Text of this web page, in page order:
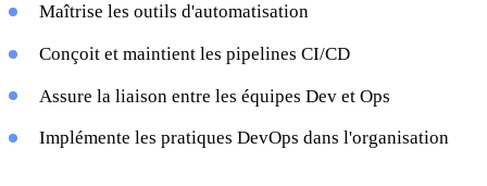
Maîtrise les outils d'automatisation
Conçoit et maintient les pipelines CI/CD
Assure la liaison entre les équipes Dev et Ops
Implémente les pratiques DevOps dans l'organisation